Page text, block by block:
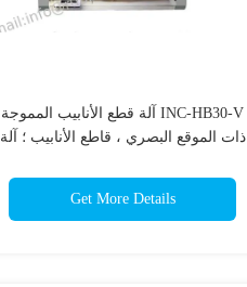
INC-HB30-V آلة قطع الأنابيب المموجة
ذات الموقع البصري ، قاطع الأنابيب ؛ آلة
Get More Details